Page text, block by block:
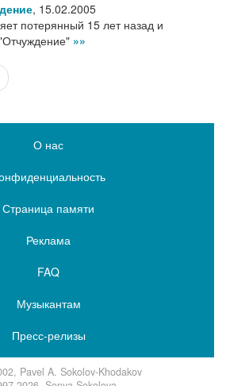
, 15.02.2005
потерянный 15 лет назад и
»»
О нас
Страница памяти
Реклама
FAQ
Музыкантам
Пресс-релизы
Pavel A. Sokolov-Khodakov